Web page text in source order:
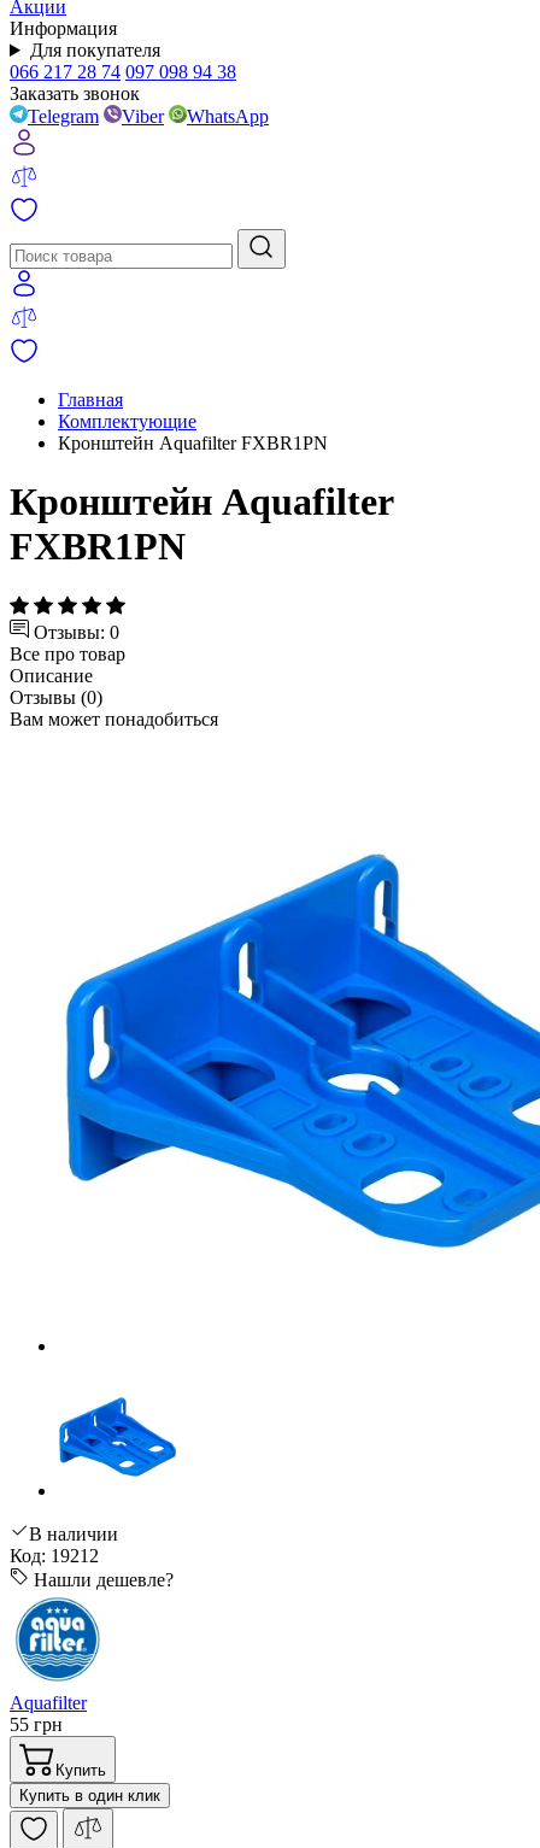
Акции
Информация
Для покупателя
066 217 28 74 097 098 94 38
Заказать звонок
Telegram
Viber WhatsApp
Главная
Комплектующие
Кронштейн Aquafilter FXBR1PN
Кронштейн Aquafilter
FXBR1PN
Отзывы: 0
Все про товар
Описание
Отзывы (0)
Вам может понадобиться
В наличии
Код: 19212
Нашли дешевле?
Aquafilter
55 грн
Купить
Купить в один клик